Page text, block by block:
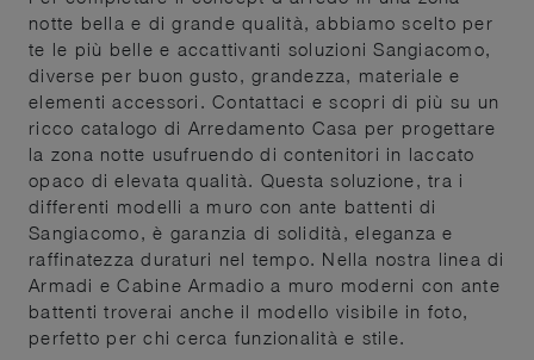
notte bella e di grande qualità, abbiamo scelto per
te le più belle e accattivanti soluzioni Sangiacomo,
diverse per buon gusto, grandezza, materiale e
elementi accessori. Contattaci e scopri di più su un
ricco catalogo di Arredamento Casa per progettare
la zona notte usufruendo di contenitori in laccato
opaco di elevata qualità. Questa soluzione, tra i
differenti modelli a muro con ante battenti di
Sangiacomo, è garanzia di solidità, eleganza e
raffinatezza duraturi nel tempo. Nella nostra linea di
Armadi e Cabine Armadio a muro moderni con ante
battenti troverai anche il modello visibile in foto,
perfetto per chi cerca funzionalità e stile.